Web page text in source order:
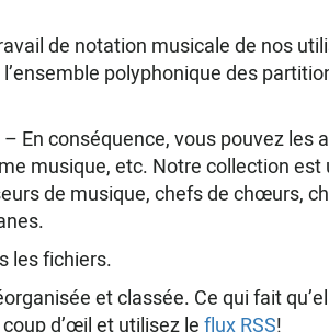
de notation musicale de nos
polyphonique des
En conséquence, vous pouvez les
musique, etc. Notre collection est
de musique, chefs de chœurs,
les fichiers.
et classée. Ce qui fait
d’œil et utilisez leflux RSS!